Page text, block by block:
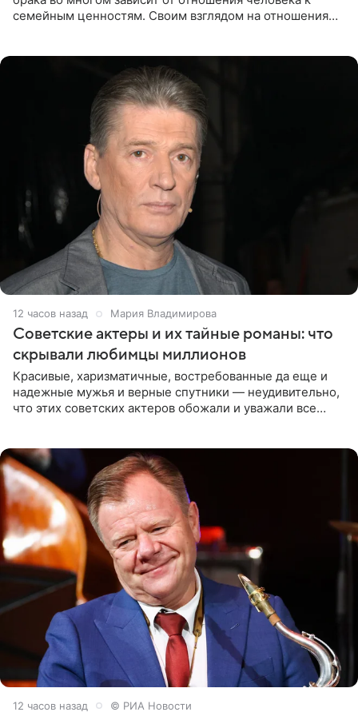
семейным ценностям. Своим взглядом на отношения
12 часов назад Мария Владимирова
Советские актеры и их тайные романы: что
скрывали любимцы миллионов
Красивые, харизматичные, востребованные да еще и
надежные мужья и верные спутники — неудивительно,
что этих советских актеров обожали и уважали все
12 часов назад © РИА Новости